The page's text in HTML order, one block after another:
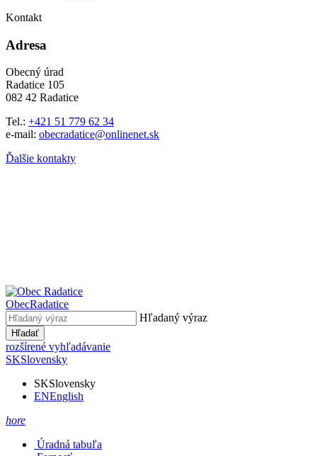
Kontakt
Adresa
Obecný úrad
Radatice 105
082 42 Radatice
Tel.: +421 51 779 62 34
e-mail: obecradatice@onlinenet.sk
Ďalšie kontakty
ObecRadatice
Hľadaný výraz
Hľadať
rozšírené vyhľadávanie
SKSlovensky
SKSlovensky
ENEnglish
hore
Úradná tabuľa